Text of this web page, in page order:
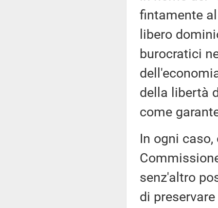
fintamente
libero
burocratici
della libertà
come
In ogni
senz'altro
di